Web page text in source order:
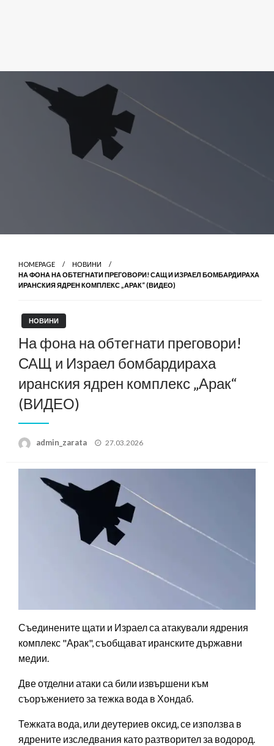
HOMEPAGE
НОВИНИ
НА ФОНА НА ОБТЕГНАТИ ПРЕГОВОРИ! САЩ И ИЗРАЕЛ БОМБАРДИРАХА
ИРАНСКИЯ ЯДРЕН КОМПЛЕКС „АРАК“ (ВИДЕО)
НОВИНИ
На фона на обтегнати преговори!
САЩ и Израел бомбардираха
иранския ядрен комплекс „Арак“
(ВИДЕО)
admin_zarata
Posted
27.03.2026
Съединените щати и Израел са атакували ядрения
комплекс "Арак", съобщават иранските държавни
медии.
Две отделни атаки са били извършени към
съоръжението за тежка вода в Хондаб.
Тежката вода, или деутериев оксид, се използва в
ядрените изследвания като разтворител за водород.